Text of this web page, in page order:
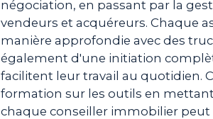
négociation, en passant par la
vendeurs et acquéreurs. Chaque
manière approfondie avec des
également d'une initiation
facilitent leur travail au quotidien.
formation sur les outils en
chaque conseiller immobilier peut